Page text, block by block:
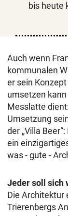
bis heute
Auch wenn
kommunalen
er sein
umsetzen
Messlatte
Umsetzung
der „Villa
ein
was - gute -
Jeder soll sich
Die Architektur
Trierenbergs